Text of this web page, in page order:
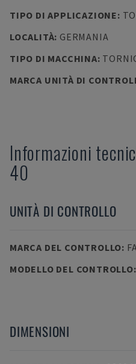
TIPO DI APPLICAZIONE:
LOCALITÀ: GERMANIA
TIPO DI MACCHINA:
MARCA UNITÀ DI
Informazioni
40
UNITÀ DI CONTROLLO
MARCA DEL CONTROLLO:
MODELLO DEL CONTROLLO:
DIMENSIONI